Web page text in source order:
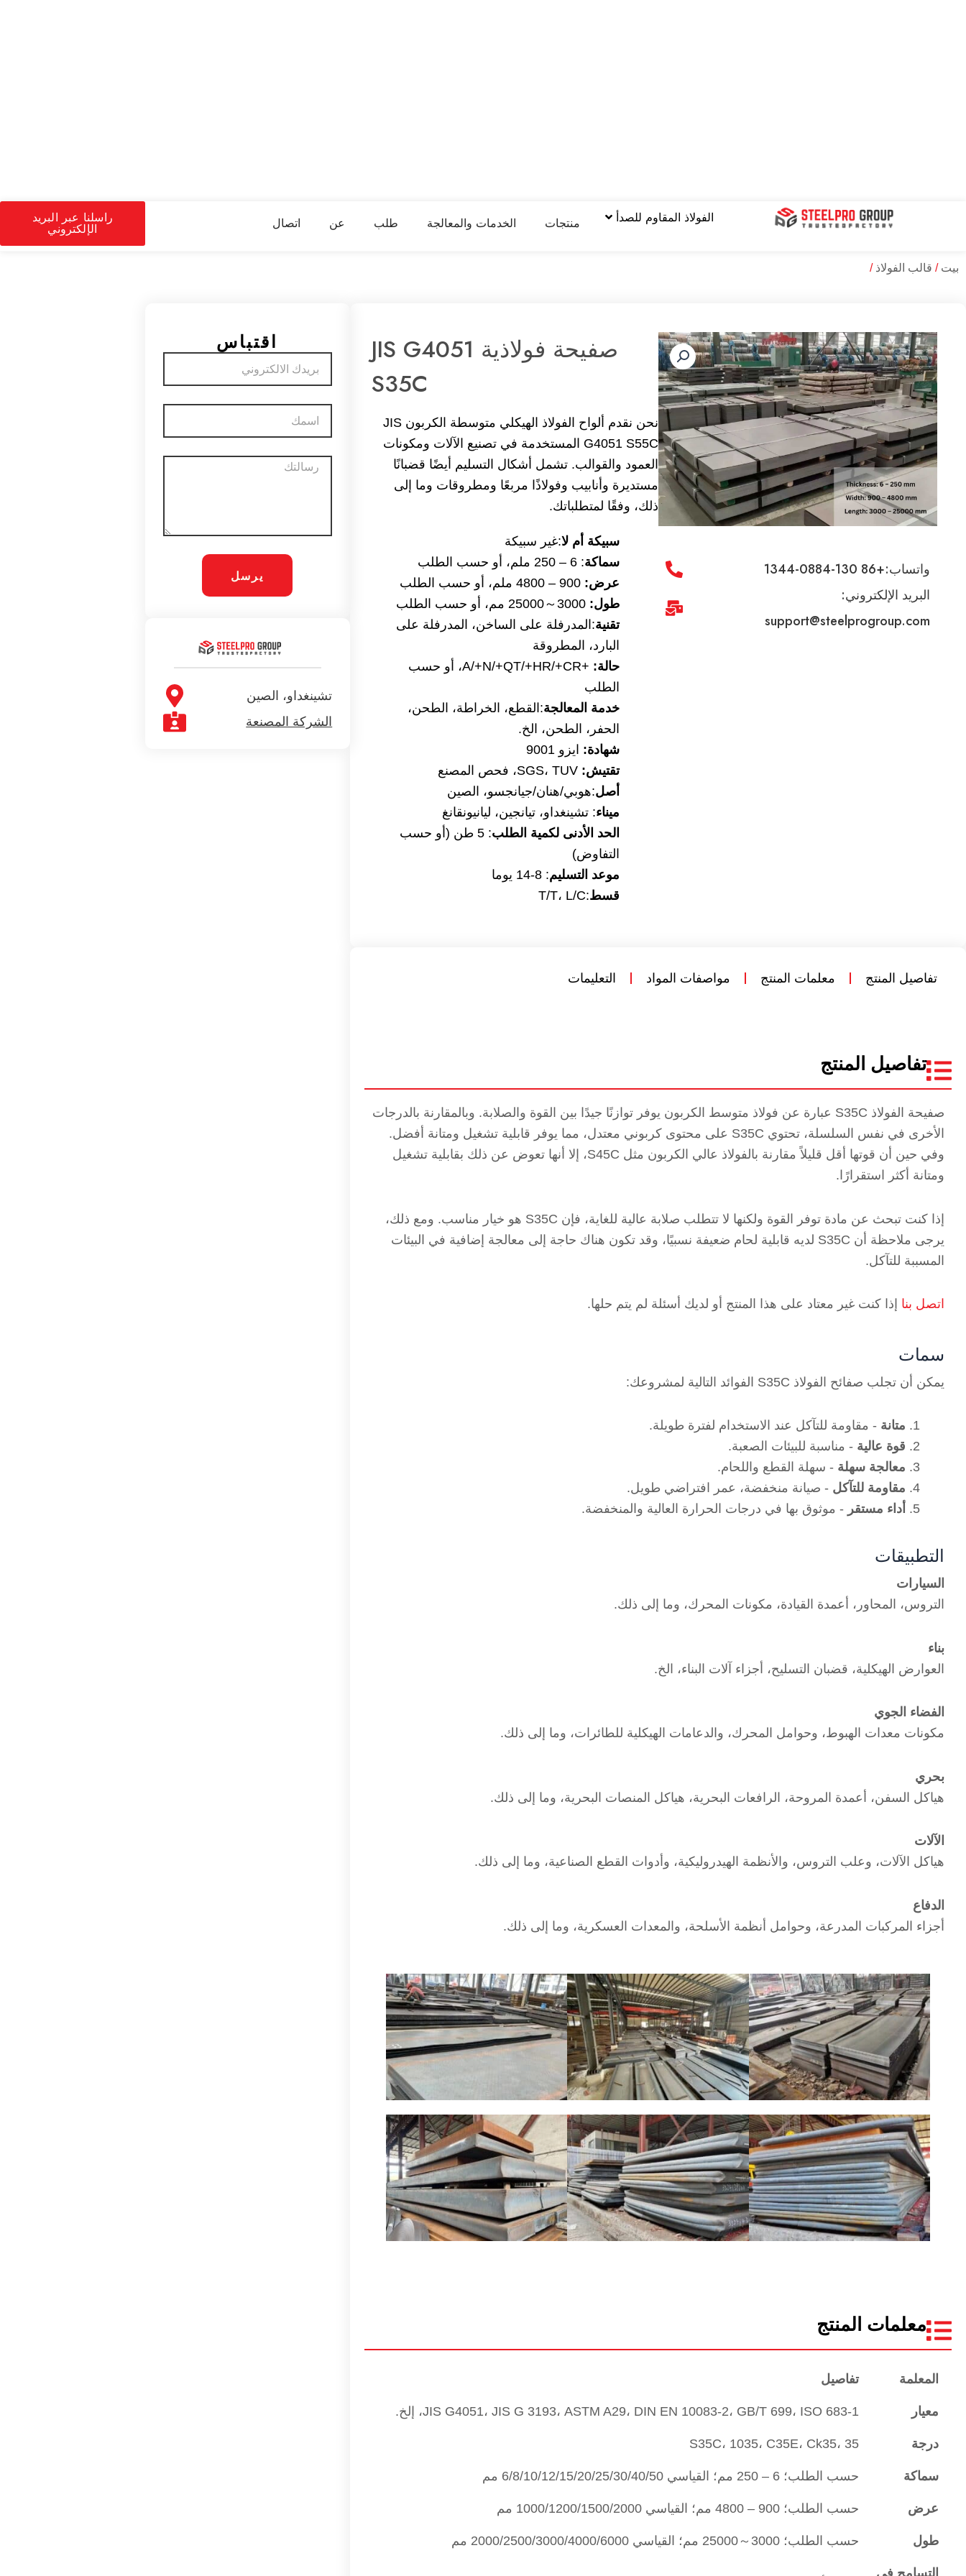
الفولاذ المقاوم للصدأ منتجات الخدمات والمعالجة طلب عن اتصال راسلنا عبر البريد
الإلكتروني
بيت / قالب الفولاذ /
واتساب:+86 130-0884-1344
البريد الإلكتروني:
support@steelprogroup.com
صفيحة فولاذية JIS G4051
S35C
نحن نقدم ألواح الفولاذ الهيكلي متوسطة الكربون JIS
G4051 S55C المستخدمة في تصنيع الآلات ومكونات
العمود والقوالب. تشمل أشكال التسليم أيضًا قضبانًا
مستديرة وأنابيب وفولاذًا مربعًا ومطروقات وما إلى
ذلك، وفقًا لمتطلباتك.
سبيكة أم لا:غير سبيكة
سماكة: 6 – 250 ملم، أو حسب الطلب
عرض:900 – 4800 ملم، أو حسب الطلب
طول: 3000～25000 مم، أو حسب الطلب
تقنية:المدرفلة على الساخن، المدرفلة على
البارد، المطروقة
حالة:
+A/+N/+QT/+HR/+CR، أو حسب
الطلب
خدمة المعالجة:القطع، الخراطة، الطحن،
الحفر، الطحن، الخ.
شهادة: ايزو 9001
تقتيش: SGS، TUV، فحص المصنع
أصل:هوبي/هنان/جيانجسو، الصين
ميناء: تشينغداو، تيانجين، ليانيونقانغ
الحد الأدنى لكمية الطلب
: 5 طن (أو حسب
التفاوض)
موعد التسليم:8-14 يوما
قسط:T/T، L/C
تفاصيل المنتج معلمات المنتج مواصفات المواد التعليمات
تفاصيل المنتج
صفيحة الفولاذ S35C عبارة عن فولاذ متوسط الكربون يوفر توازنًا جيدًا بين القوة والصلابة. وبالمقارنة بالدرجات
الأخرى في نفس السلسلة، تحتوي S35C على محتوى كربوني معتدل، مما يوفر قابلية تشغيل ومتانة أفضل.
وفي حين أن قوتها أقل قليلاً مقارنة بالفولاذ عالي الكربون مثل S45C، إلا أنها تعوض عن ذلك بقابلية تشغيل
ومتانة أكثر استقرارًا.
إذا كنت تبحث عن مادة توفر القوة ولكنها لا تتطلب صلابة عالية للغاية، فإن S35C هو خيار مناسب. ومع ذلك،
يرجى ملاحظة أن S35C لديه قابلية لحام ضعيفة نسبيًا، وقد تكون هناك حاجة إلى معالجة إضافية في البيئات
المسببة للتآكل.
اتصل بنا إذا كنت غير معتاد على هذا المنتج أو لديك أسئلة لم يتم حلها.
سمات
يمكن أن تجلب صفائح الفولاذ S35C الفوائد التالية لمشروعك:
متانة - مقاومة للتآكل عند الاستخدام لفترة طويلة.
قوة عالية - مناسبة للبيئات الصعبة.
معالجة سهلة - سهلة القطع واللحام.
مقاومة للتآكل - صيانة منخفضة، عمر افتراضي طويل.
أداء مستقر - موثوق بها في درجات الحرارة العالية والمنخفضة.
التطبيقات
السيارات
التروس، المحاور، أعمدة القيادة، مكونات المحرك، وما إلى ذلك.
بناء
العوارض الهيكلية، قضبان التسليح، أجزاء آلات البناء، الخ.
الفضاء الجوي
مكونات معدات الهبوط، وحوامل المحرك، والدعامات الهيكلية للطائرات، وما إلى ذلك.
بحري
هياكل السفن، أعمدة المروحة، الرافعات البحرية، هياكل المنصات البحرية، وما إلى ذلك.
الآلات
هياكل الآلات، وعلب التروس، والأنظمة الهيدروليكية، وأدوات القطع الصناعية، وما إلى ذلك.
الدفاع
أجزاء المركبات المدرعة، وحوامل أنظمة الأسلحة، والمعدات العسكرية، وما إلى ذلك.
معلمات المنتج
المعلمة تفاصيل
معيار JIS G4051، JIS G 3193، ASTM A29، DIN EN 10083-2، GB/T 699، ISO 683-1، إلخ.
درجة S35C، 1035، C35E، Ck35، 35
سماكة حسب الطلب؛ 6 – 250 مم؛ القياسي 6/8/10/12/15/20/25/30/40/50 مم
عرض حسب الطلب؛ 900 – 4800 مم؛ القياسي 1000/1200/1500/2000 مم
طول حسب الطلب؛ 3000～25000 مم؛ القياسي 2000/2500/3000/4000/6000 مم
التسامح في
اقتباس
إلكتروني
يرسل
تشينغداو، الصين
الشركة المصنعة